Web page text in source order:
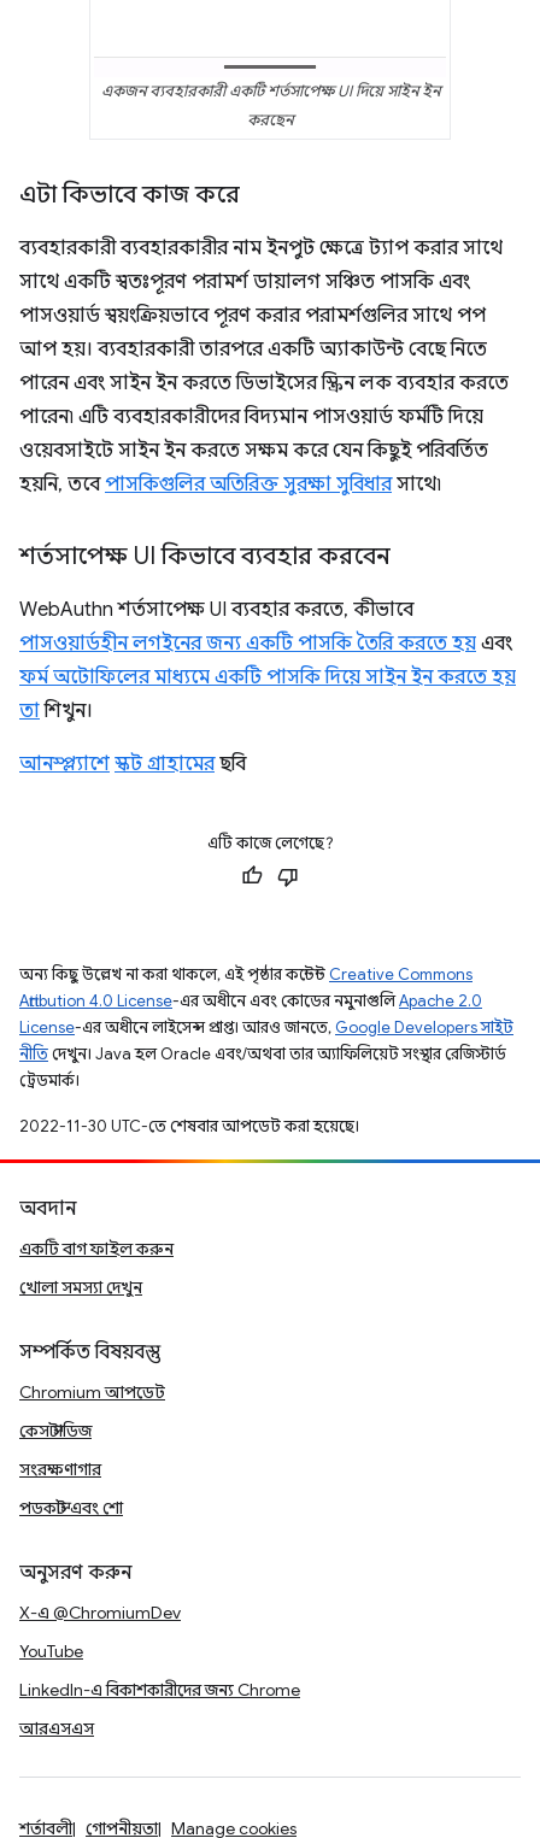
একজন ব্যবহারকারী একটি শর্তসাপেক্ষ UI দিয়ে সাইন ইন
করছেন
এটা কিভাবে কাজ করে
ব্যবহারকারী ব্যবহারকারীর নাম ইনপুট ক্ষেত্রে ট্যাপ করার সাথে
সাথে একটি স্বতঃপূরণ পরামর্শ ডায়ালগ সঞ্চিত পাসকি এবং
পাসওয়ার্ড স্বয়ংক্রিয়ভাবে পূরণ করার পরামর্শগুলির সাথে পপ
আপ হয়। ব্যবহারকারী তারপরে একটি অ্যাকাউন্ট বেছে নিতে
পারেন এবং সাইন ইন করতে ডিভাইসের স্ক্রিন লক ব্যবহার করতে
পারেন৷ এটি ব্যবহারকারীদের বিদ্যমান পাসওয়ার্ড ফর্মটি দিয়ে
ওয়েবসাইটে সাইন ইন করতে সক্ষম করে যেন কিছুই পরিবর্তিত
হয়নি, তবেপাসকিগুলির অতিরিক্ত সুরক্ষা সুবিধারসাথে৷
শর্তসাপেক্ষ UI কিভাবে ব্যবহার করবেন
WebAuthn শর্তসাপেক্ষ UI ব্যবহার করতে, কীভাবে
পাসওয়ার্ডহীন লগইনের জন্য একটি পাসকি তৈরি করতে হয় এবং
ফর্ম অটোফিলের মাধ্যমে একটি পাসকি দিয়ে সাইন ইন করতে হয়
তাশিখুন।
আনস্প্ল্যাশে স্কট গ্রাহামেরছবি
এটি কাজে লেগেছে?
অন্য কিছু উল্লেখ না করা থাকলে, এই পৃষ্ঠার কন্টেন্ট Creative Commons
Attribution 4.0 License-এর অধীনে এবং কোডের নমুনাগুলিApache 2.0
License-এর অধীনে লাইসেন্স প্রাপ্ত। আরও জানতে, Google Developers সাইট
নীতিদেখুন। Java হল Oracle এবং/অথবা তার অ্যাফিলিয়েট সংস্থার রেজিস্টার্ড
ট্রেডমার্ক।
2022-11-30 UTC-তে শেষবার আপডেট করা হয়েছে।
অবদান
একটি বাগ ফাইল করুন
খোলা সমস্যা দেখুন
সম্পর্কিত বিষয়বস্তু
Chromium আপডেট
কেস স্টাডিজ
সংরক্ষণাগার
পডকাস্ট এবং শো
অনুসরণ করুন
X-এ @ChromiumDev
YouTube
LinkedIn-এ বিকাশকারীদের জন্য Chrome
আরএসএস
শর্তাবলী গোপনীয়তা Manage cookies